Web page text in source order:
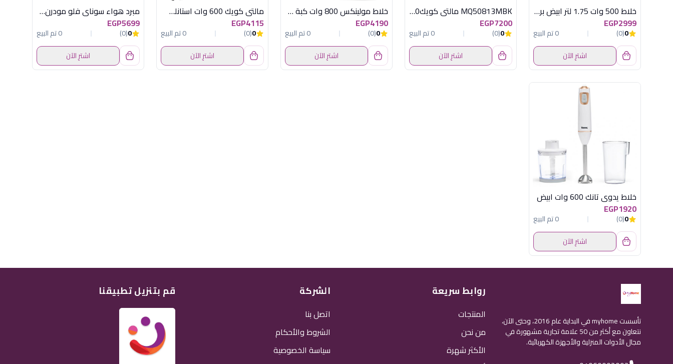
خلاط 500 وات 1.75 لتر ابيض براون
EGP2999
0
(0)
0 تم البيع
اشترِ الآن
MQ50813MBK مالتى كويك1000وات اسود براون
EGP7200
0
(0)
0 تم البيع
اشترِ الآن
خلاط مولينكس 800 وات كبة مطحنة بلند فورس
EGP4190
0
(0)
0 تم البيع
اشترِ الآن
مالتى كويك 600 وات استانلس براون
EGP4115
0
(0)
0 تم البيع
اشترِ الآن
مبرد هواء سوناي فلو مودرن65 , 65 لتر , 3 سرعات MAR-65PN
EGP5699
0
(0)
0 تم البيع
اشترِ الآن
خلاط يدوى تانك 600 وات ابيض
EGP1920
0
(0)
0 تم البيع
اشترِ الآن
تأسست myhome في البداية عام 2016، وحتى الآن،
نتعاون مع أكثر من 50 علامة تجارية مشهورة في
مجال الأدوات المنزلية والأجهزة الكهربائية.
روابط سريعة
المنتجات
من نحن
الأكثر شهرة
الشركة
اتصل بنا
الشروط والأحكام
سياسة الخصوصية
قم بتنزيل تطبيقنا